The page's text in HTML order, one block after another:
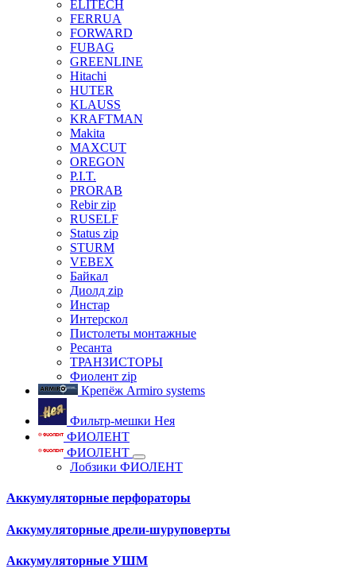
ELITECH
FERRUA
FORWARD
FUBAG
GREENLINE
Hitachi
HUTER
KLAUSS
KRAFTMAN
Makita
MAXCUT
OREGON
P.I.T.
PRORAB
Rebir zip
RUSELF
Status zip
STURM
VEBEX
Байкал
Диолд zip
Инстар
Интерскол
Пистолеты монтажные
Ресанта
ТРАНЗИСТОРЫ
Фиолент zip
Крепёж Armiro systems
Фильтр-мешки Нея
ФИОЛЕНТ
ФИОЛЕНТ
Лобзики ФИОЛЕНТ
Аккумуляторные перфораторы
Аккумуляторные дрели-шуруповерты
Аккумуляторные УШМ